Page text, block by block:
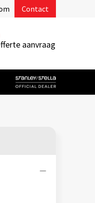
Contact
aanvraag